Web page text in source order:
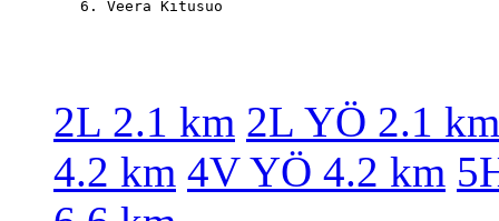
2L 2.1 km 2L YÖ 2.1 km
4.2 km 4V YÖ 4.2 km